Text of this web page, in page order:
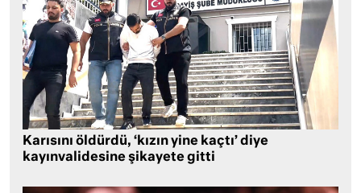
Karısını öldürdü, ‘kızın yine kaçtı’ diye
kayınvalidesine şikayete gitti